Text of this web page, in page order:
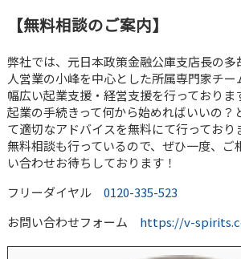
【無料相談のご案内】
弊社では、元日本政策金融公庫支店長の
人営業の小峰を中心とした所属専門家チー
幅広い起業支援・経営支援を行っておりま
起業の手続きって何から始めればいいの？
て適切なアドバイスを無料にて行っており
無料相談も行っているので、ぜひ一度、ご
い合わせお待ちしております！
フリーダイヤル 0120-335-523
お問い合わせフォーム https://v-